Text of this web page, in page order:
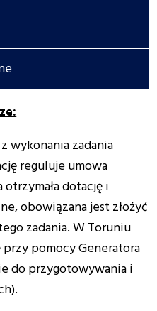
wykonania zadania
reguluje umowa
dotację i
obowiązana jest złożyć
zadania. W Toruniu
pomocy Generatora
do przygotowywania i